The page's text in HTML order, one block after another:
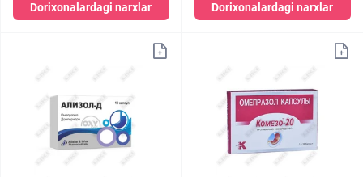
Dorixonalardagi narxlar Dorixonalardagi narxlar